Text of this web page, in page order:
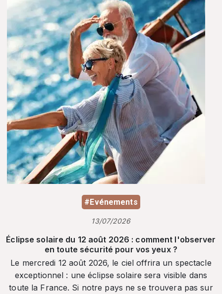
#Evénements
13/07/2026
Éclipse solaire du 12 août 2026 : comment l'observer
en toute sécurité pour vos yeux ?
Le mercredi 12 août 2026, le ciel offrira un spectacle
exceptionnel : une éclipse solaire sera visible dans
toute la France. Si notre pays ne se trouvera pas sur